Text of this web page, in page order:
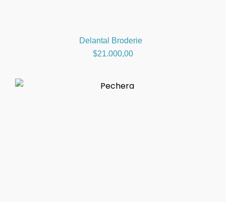
Delantal Broderie
$21.000,00